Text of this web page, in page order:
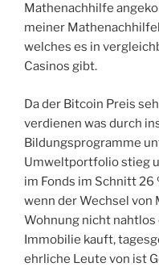
Mathenachhilfe
meiner
welches es in
Casinos gibt.
Da der Bitcoin Preis
verdienen was durch
Bildungsprogramme
Umweltportfolio stieg
im Fonds im Schnitt
wenn der Wechsel von
Wohnung nicht
Immobilie kauft,
ehrliche Leute von ist